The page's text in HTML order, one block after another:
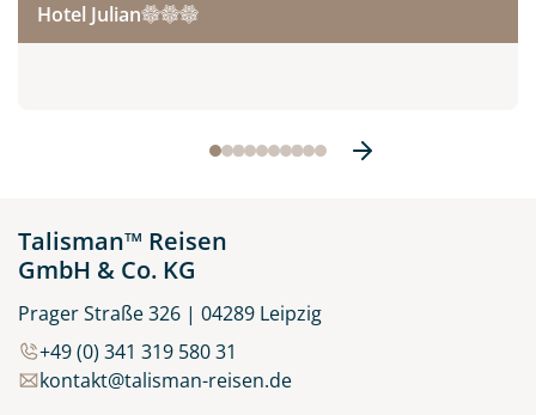
Hotel Julian
Talisman™ Reisen
GmbH & Co. KG
Prager Straße 326 | 04289 Leipzig
+49 (0) 341 319 580 31
kontakt@talisman-reisen.de